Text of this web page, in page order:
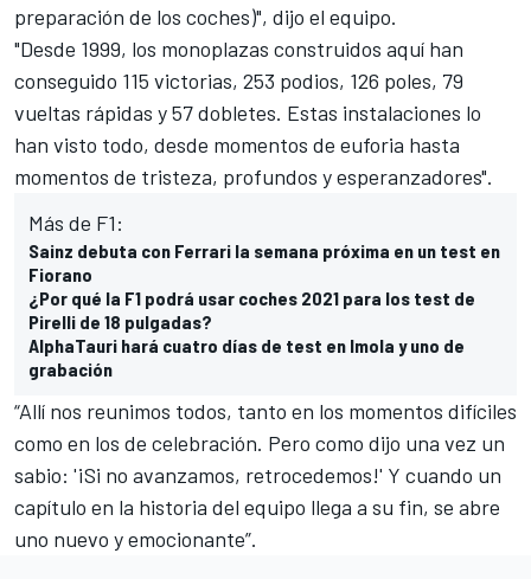
preparación de los coches)", dijo el equipo.
"Desde 1999, los monoplazas construidos aquí han
conseguido 115 victorias, 253 podios, 126 poles, 79
vueltas rápidas y 57 dobletes. Estas instalaciones lo
han visto todo, desde momentos de euforia hasta
momentos de tristeza, profundos y esperanzadores".
Más de F1:
Sainz debuta con Ferrari la semana próxima en un test en
Fiorano
¿Por qué la F1 podrá usar coches 2021 para los test de
Pirelli de 18 pulgadas?
AlphaTauri hará cuatro días de test en Imola y uno de
grabación
“Allí nos reunimos todos, tanto en los momentos difíciles
como en los de celebración. Pero como dijo una vez un
sabio: '¡Si no avanzamos, retrocedemos!' Y cuando un
capítulo en la historia del equipo llega a su fin, se abre
uno nuevo y emocionante”.